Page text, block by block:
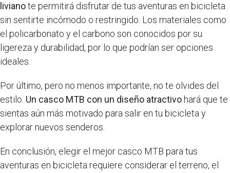
livianote permitirá disfrutar de tus aventuras en bicicleta
sin sentirte incómodo o restringido. Los materiales como
el policarbonato y el carbono son conocidos por su
ligereza y durabilidad, por lo que podrían ser opciones
ideales.
Por último, pero no menos importante, no te olvides del
estilo. Un casco MTB con un diseño atractivo hará que te
sientas aún más motivado para salir en tu bicicleta y
explorar nuevos senderos.
En conclusión, elegir el mejor casco MTB para tus
aventuras en bicicleta requiere considerar el terreno, el